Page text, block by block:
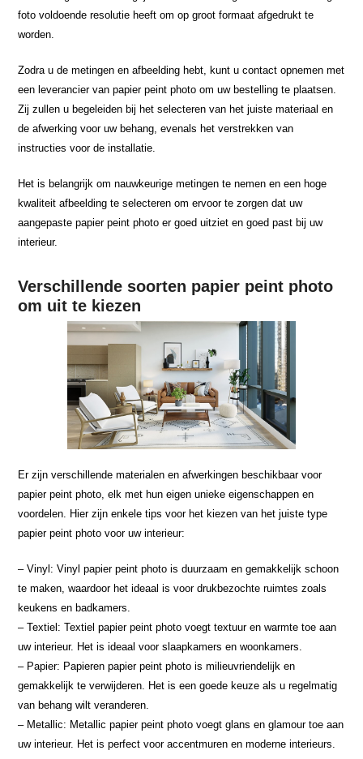
foto voldoende resolutie heeft om op groot formaat afgedrukt te
worden.
Zodra u de metingen en afbeelding hebt, kunt u contact opnemen met
een leverancier van papier peint photo om uw bestelling te plaatsen.
Zij zullen u begeleiden bij het selecteren van het juiste materiaal en
de afwerking voor uw behang, evenals het verstrekken van
instructies voor de installatie.
Het is belangrijk om nauwkeurige metingen te nemen en een hoge
kwaliteit afbeelding te selecteren om ervoor te zorgen dat uw
aangepaste papier peint photo er goed uitziet en goed past bij uw
interieur.
Verschillende soorten papier peint photo
om uit te kiezen
Er zijn verschillende materialen en afwerkingen beschikbaar voor
papier peint photo, elk met hun eigen unieke eigenschappen en
voordelen. Hier zijn enkele tips voor het kiezen van het juiste type
papier peint photo voor uw interieur:
– Vinyl: Vinyl papier peint photo is duurzaam en gemakkelijk schoon
te maken, waardoor het ideaal is voor drukbezochte ruimtes zoals
keukens en badkamers.
– Textiel: Textiel papier peint photo voegt textuur en warmte toe aan
uw interieur. Het is ideaal voor slaapkamers en woonkamers.
– Papier: Papieren papier peint photo is milieuvriendelijk en
gemakkelijk te verwijderen. Het is een goede keuze als u regelmatig
van behang wilt veranderen.
– Metallic: Metallic papier peint photo voegt glans en glamour toe aan
uw interieur. Het is perfect voor accentmuren en moderne interieurs.